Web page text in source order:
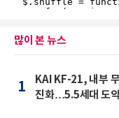
많이 본 뉴스
1
KAI KF-21, 내부
진화…5.5세대 도